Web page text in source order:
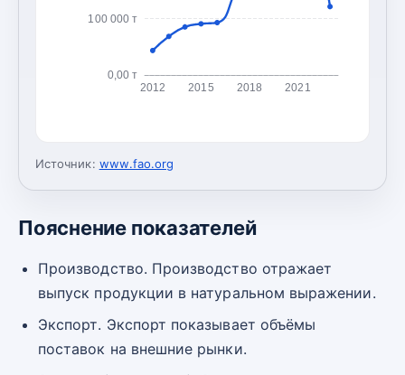
0,00 т
100 000 т
2012 2015 2018 2021
Источник: www.fao.org
Пояснение показателей
Производство. Производство отражает
выпуск продукции в натуральном выражении.
Экспорт. Экспорт показывает объёмы
поставок на внешние рынки.